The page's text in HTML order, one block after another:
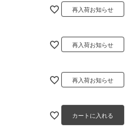
再入荷お知らせ
再入荷お知らせ
再入荷お知らせ
カートに入れる